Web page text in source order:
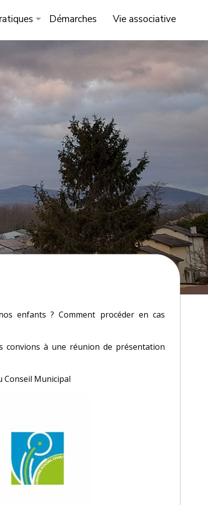
Démarches Vie associative
enfants ? Comment procéder en cas
convions à une réunion de présentation
Conseil Municipal